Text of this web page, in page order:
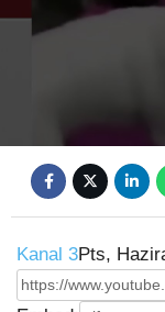
Kanal 3Pts,